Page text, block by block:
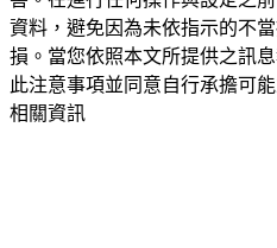
資料，避免因為未依指示的不
損。當您依照本文所提供之訊
此注意事項並同意自行承擔可
相關資訊